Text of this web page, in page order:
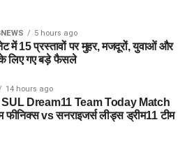
5 hours ago
में 15 प्रस्तावों पर मुहर, मजदूरों, युवाओं और
के लिए गए बड़े फैसले
14 hours ago
Dream11 Team Today Match
फीनिक्स vs सनराइजर्स लीड्स ड्रीम11 टीम